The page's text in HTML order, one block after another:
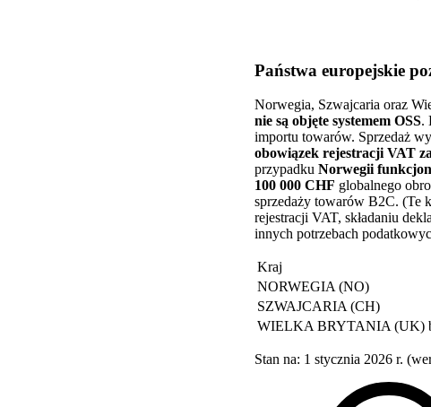
Państwa europejskie
Norwegia, Szwajcaria oraz
nie są objęte systemem OSS.
importu towarów. Sprzedaż
obowiązek rejestracji VAT
przypadku Norwegii
100 000 CHF globalnego
sprzedaży towarów B2C. (Te
rejestracji VAT, składaniu
innych potrzebach
Kraj
NORWEGIA (NO)
SZWAJCARIA (CH)
WIELKA BRYTANIA (UK)
Stan na: 1 stycznia 2026 r.